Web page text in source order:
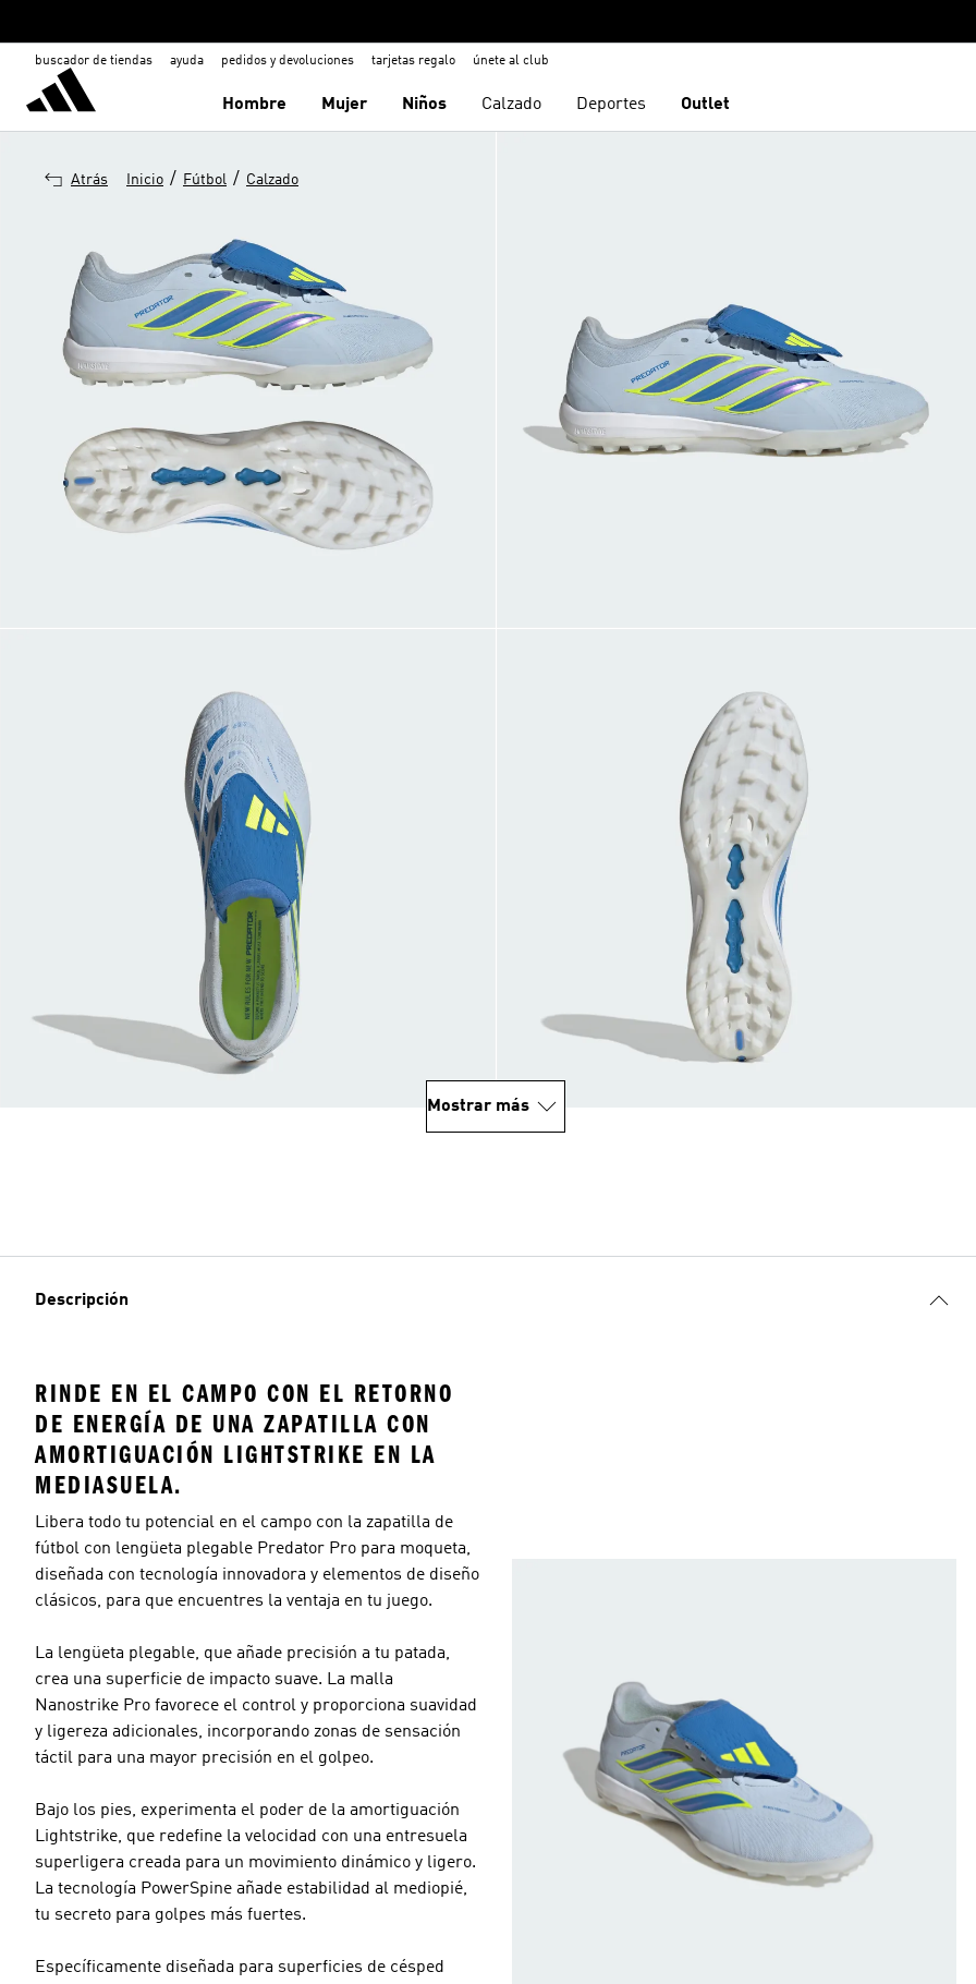
buscador de tiendas ayuda pedidos y devoluciones tarjetas regalo únete al club
Hombre Mujer Niños Calzado Deportes Outlet
Atrás Inicio / Fútbol / Calzado
Mostrar más
Descripción
RINDE EN EL CAMPO CON EL RETORNO
DE ENERGÍA DE UNA ZAPATILLA CON
AMORTIGUACIÓN LIGHTSTRIKE EN LA
MEDIASUELA.
Libera todo tu potencial en el campo con la zapatilla de
fútbol con lengüeta plegable Predator Pro para moqueta,
diseñada con tecnología innovadora y elementos de diseño
clásicos, para que encuentres la ventaja en tu juego.
La lengüeta plegable, que añade precisión a tu patada,
crea una superficie de impacto suave. La malla
Nanostrike Pro favorece el control y proporciona suavidad
y ligereza adicionales, incorporando zonas de sensación
táctil para una mayor precisión en el golpeo.
Bajo los pies, experimenta el poder de la amortiguación
Lightstrike, que redefine la velocidad con una entresuela
superligera creada para un movimiento dinámico y ligero.
La tecnología PowerSpine añade estabilidad al mediopié,
tu secreto para golpes más fuertes.
Específicamente diseñada para superficies de césped